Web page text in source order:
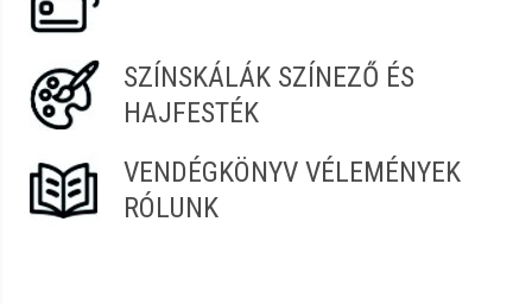
SZÍNSKÁLÁK SZÍNEZŐ ÉS
HAJFESTÉK
VENDÉGKÖNYV VÉLEMÉNYEK
RÓLUNK